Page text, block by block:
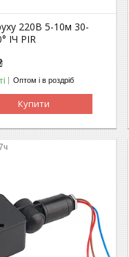
220В 5-10м 30-
ІЧ PIR
Оптом і в роздріб
Купити